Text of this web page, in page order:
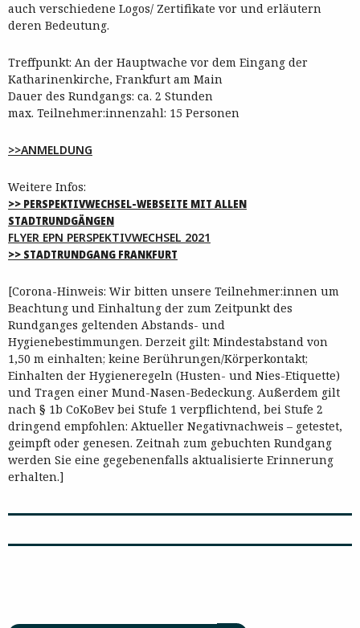
auch verschiedene Logos/ Zertifikate vor und erläutern
deren Bedeutung.
Treffpunkt: An der Hauptwache vor dem Eingang der
Katharinenkirche, Frankfurt am Main
Dauer des Rundgangs: ca. 2 Stunden
max. Teilnehmer:innenzahl: 15 Personen
>>ANMELDUNG
Weitere Infos:
>> PERSPEKTIVWECHSEL-WEBSEITE MIT ALLEN
STADTRUNDGÄNGEN
FLYER EPN PERSPEKTIVWECHSEL 2021
>> STADTRUNDGANG FRANKFURT
[Corona-Hinweis: Wir bitten unsere Teilnehmer:innen um
Beachtung und Einhaltung der zum Zeitpunkt des
Rundganges geltenden Abstands- und
Hygienebestimmungen. Derzeit gilt: Mindestabstand von
1,50 m einhalten; keine Berührungen/Körperkontakt;
Einhalten der Hygieneregeln (Husten- und Nies-Etiquette)
und Tragen einer Mund-Nasen-Bedeckung. Außerdem gilt
nach § 1b CoKoBev bei Stufe 1 verpflichtend, bei Stufe 2
dringend empfohlen: Aktueller Negativnachweis – getestet,
geimpft oder genesen. Zeitnah zum gebuchten Rundgang
werden Sie eine gegebenenfalls aktualisierte Erinnerung
erhalten.]